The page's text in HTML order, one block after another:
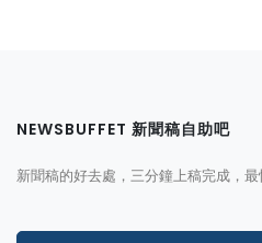
NEWSBUFFET 新聞稿自助吧
新聞稿的好去處，三分鐘上稿完成，